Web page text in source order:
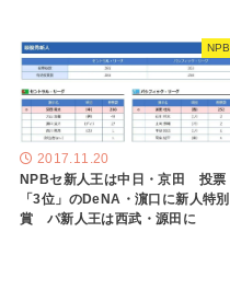
NPB
2017.11.20
NPBセ新人王は中日・京田 投票
「3位」のDeNA・濵口に新人特別
賞 パ新人王は西武・源田に